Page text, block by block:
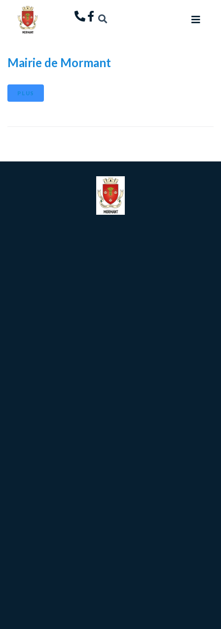
principal
Mairie de Mormant
PLUS